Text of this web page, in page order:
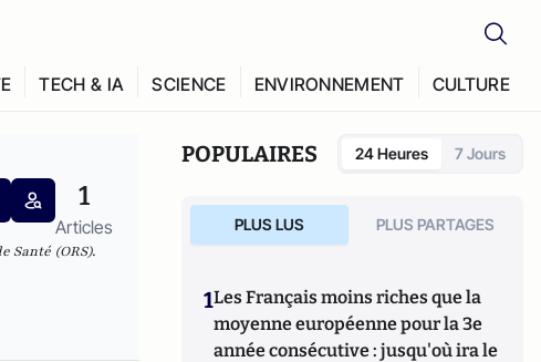
TECH & IA SCIENCE ENVIRONNEMENT CULTURE
1
Articles
Santé (ORS).
POPULAIRES 24 Heures 7 Jours
PLUS LUS PLUS PARTAGES
1Les Français moins riches que la
moyenne européenne pour la 3e
année consécutive : jusqu'où ira le